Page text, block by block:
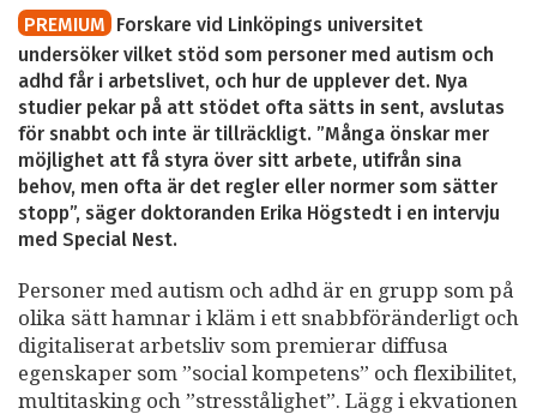
PREMIUM Forskare vid Linköpings universitet
undersöker vilket stöd som personer med autism och
adhd får i arbetslivet, och hur de upplever det. Nya
studier pekar på att stödet ofta sätts in sent, avslutas
för snabbt och inte är tillräckligt. ”Många önskar mer
möjlighet att få styra över sitt arbete, utifrån sina
behov, men ofta är det regler eller normer som sätter
stopp”, säger doktoranden Erika Högstedt i en intervju
med Special Nest.
Personer med autism och adhd är en grupp som på
olika sätt hamnar i kläm i ett snabbföränderligt och
digitaliserat arbetsliv som premierar diffusa
egenskaper som ”social kompetens” och flexibilitet,
multitasking och ”stresstålighet”. Lägg i ekvationen